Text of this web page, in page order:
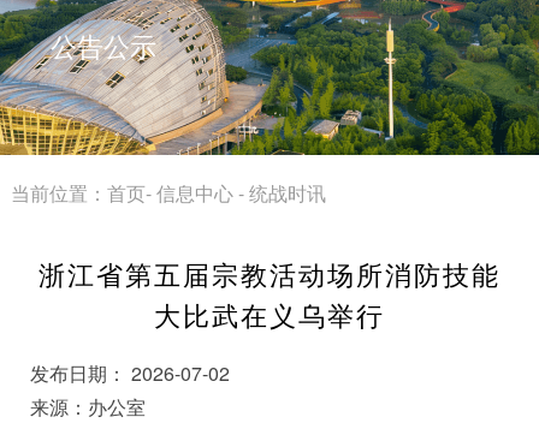
公告公示
当前位置： 首页-信息中心-统战时讯
浙江省第五届宗教活动场所消防技能
大比武在义乌举行
发布日期： 2026-07-02
来源：办公室